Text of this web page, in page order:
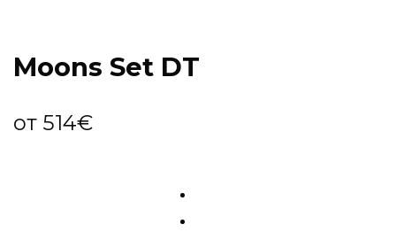
Moons Set DT
от 514€